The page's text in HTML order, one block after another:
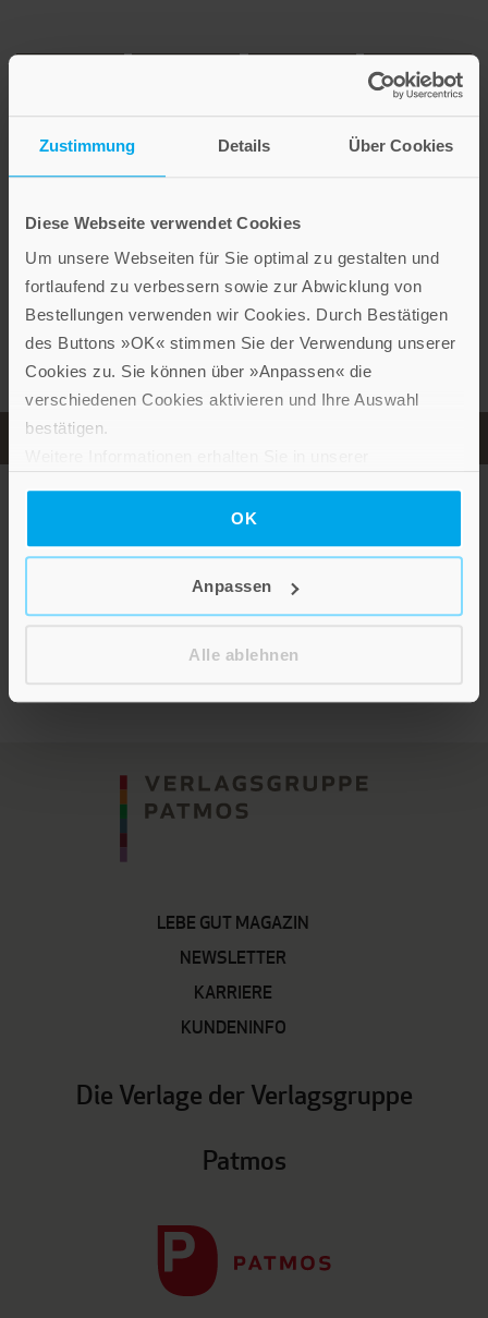
Zustimmung Details Über Cookies
Diese Webseite verwendet Cookies
Um unsere Webseiten für Sie optimal zu gestalten und
fortlaufend zu verbessern sowie zur Abwicklung von
Bestellungen verwenden wir Cookies. Durch Bestätigen
des Buttons »OK« stimmen Sie der Verwendung unserer
Cookies zu. Sie können über »Anpassen« die
verschiedenen Cookies aktivieren und Ihre Auswahl
bestätigen.
OK
Anpassen
Alle ablehnen
Weitere Produkte der Autorin
Perlen buddhistischer Weisheit
Hardcover
Im Shop ansehen
LEBE GUT MAGAZIN
NEWSLETTER
KARRIERE
KUNDENINFO
Die Verlage der Verlagsgruppe
Patmos